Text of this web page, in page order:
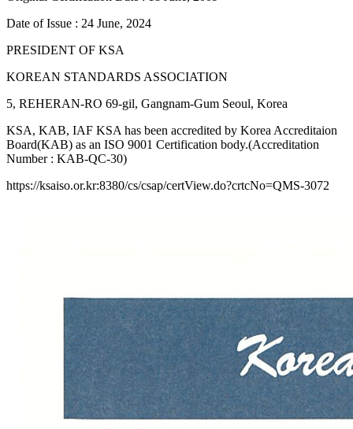
Date of Issue : 24 June, 2024
PRESIDENT OF KSA
KOREAN STANDARDS ASSOCIATION
5, REHERAN-RO 69-gil, Gangnam-Gum Seoul, Korea
KSA, KAB, IAF KSA has been accredited by Korea Accreditaion
Board(KAB) as an ISO 9001 Certification body.(Accreditation
Number : KAB-QC-30)
https://ksaiso.or.kr:8380/cs/csap/certView.do?crtcNo=QMS-3072